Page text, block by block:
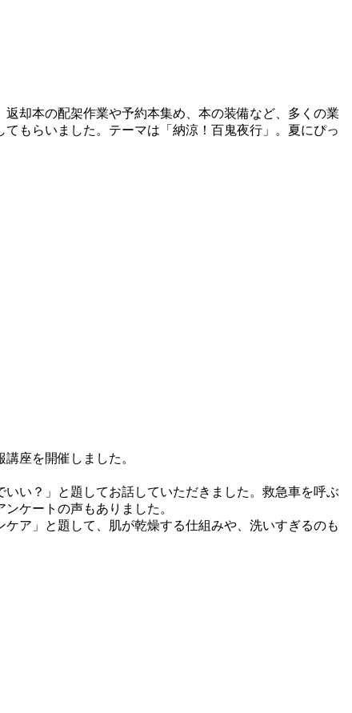
却本の配架作業や予約本集め、本の装備など、多くの業
もらいました。テーマは「納涼！百鬼夜行」。夏にぴっ
座を開催しました。
い？」と題してお話していただきました。救急車を呼ぶ
ケートの声もありました。
ア」と題して、肌が乾燥する仕組みや、洗いすぎるのも